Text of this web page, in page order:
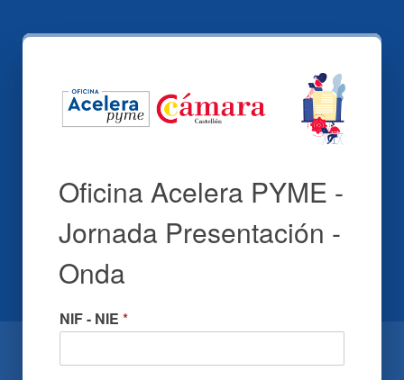
Oficina Acelera PYME -
Jornada Presentación -
Onda
NIF - NIE *